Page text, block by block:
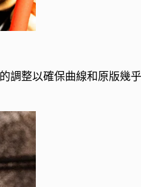
整以確保曲線和原版幾